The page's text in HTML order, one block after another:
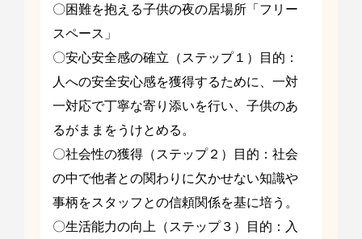
〇困難を抱える子供の夜の居場所「フリー
スペース」
〇安心安全感の確立（ステップ１）目的：
人への安全安心感を獲得するために、一対
一対応で丁寧な寄り添いを行い、子供のあ
るがままをうけとめる。
〇社会性の獲得（ステップ２）目的：社会
の中で他者との関わりに欠かせない知識や
事柄をスタッフとの信頼関係を基に培う。
〇生活能力の向上（ステップ３）目的：入